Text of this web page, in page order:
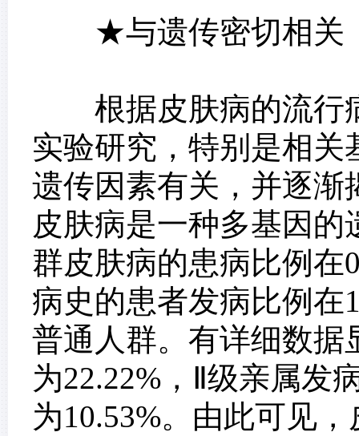
★与遗传密切相关
根据皮肤病的流行
实验研究，特别是相
遗传因素有关，并逐渐
皮肤病是一种多基因
群皮肤病的患病比例在
病史的患者发病比例在
普通人群。有详细数据
为22.22%，Ⅱ级亲属发
为10.53%。由此可见